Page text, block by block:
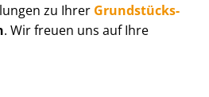
zu Ihrer Grund­stücks­
. Wir freuen uns auf Ihre